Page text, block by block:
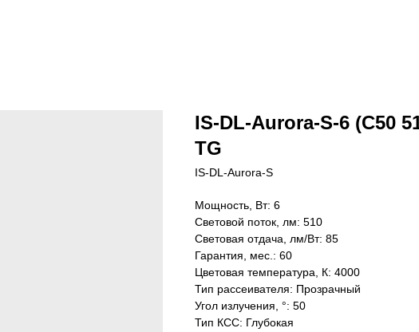
IS-DL-Aurora-S-6 (C50
TG
IS-DL-Aurora-S
Мощность, Вт: 6
Световой поток, лм: 510
Световая отдача, лм/Вт: 85
Гарантия, мес.: 60
Цветовая температура, К: 4000
Тип рассеивателя: Прозрачный
Угол излучения, °: 50
Тип КСС: Глубокая